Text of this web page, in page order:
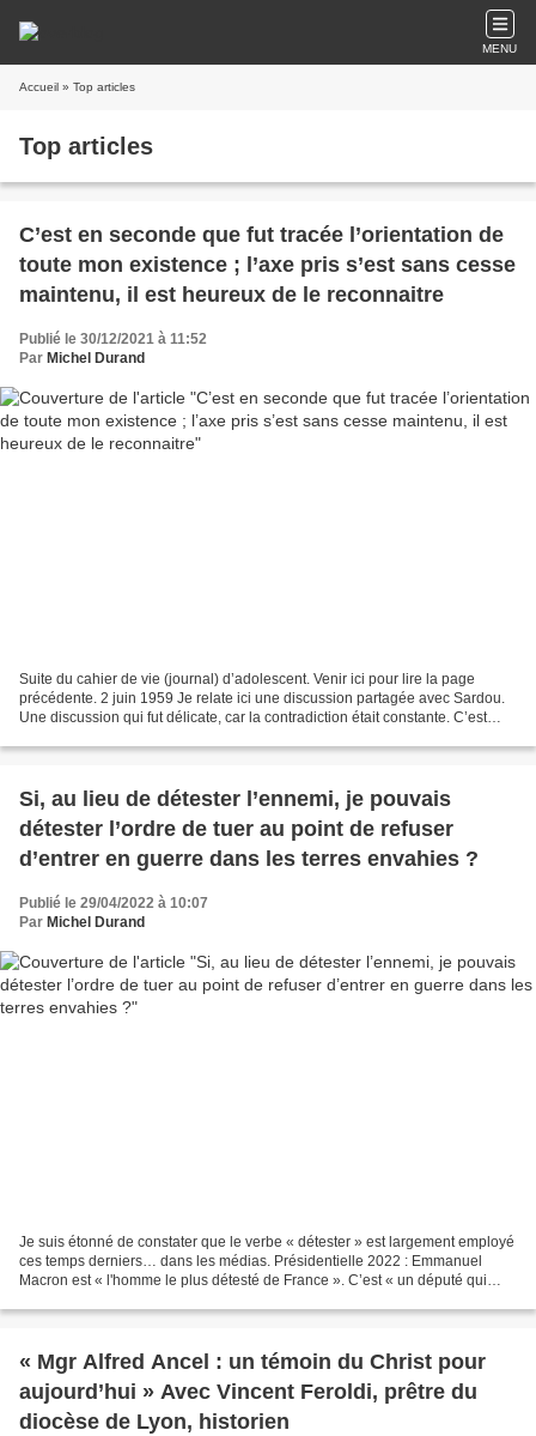
MENU
Accueil » Top articles
Top articles
C’est en seconde que fut tracée l’orientation de
toute mon existence ; l’axe pris s’est sans cesse
maintenu, il est heureux de le reconnaitre
Publié le 30/12/2021 à 11:52
Par Michel Durand
Suite du cahier de vie (journal) d’adolescent. Venir ici pour lire la page
précédente. 2 juin 1959 Je relate ici une discussion partagée avec Sardou.
Une discussion qui fut délicate, car la contradiction était constante. C’est
Si, au lieu de détester l’ennemi, je pouvais
détester l’ordre de tuer au point de refuser
d’entrer en guerre dans les terres envahies ?
Publié le 29/04/2022 à 10:07
Par Michel Durand
Je suis étonné de constater que le verbe « détester » est largement employé
ces temps derniers… dans les médias. Présidentielle 2022 : Emmanuel
Macron est « l'homme le plus détesté de France ». C’est « un député qui
« Mgr Alfred Ancel : un témoin du Christ pour
aujourd’hui » Avec Vincent Feroldi, prêtre du
diocèse de Lyon, historien